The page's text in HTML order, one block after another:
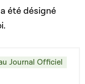
été désigné
Journal Officiel